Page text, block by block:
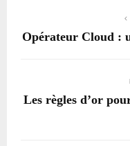
Opérateur Cloud :
Les règles d’or